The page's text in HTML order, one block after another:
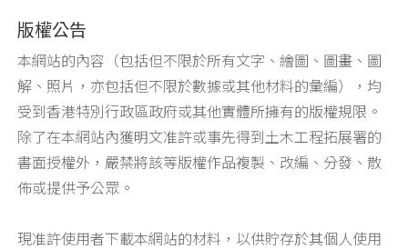
版權公告
本網站的內容（包括但不限於所有文字、繪圖、圖畫、圖
解、照片，亦包括但不限於數據或其他材料的彙編），均
受到香港特別行政區政府或其他實體所擁有的版權規限。
除了在本網站內獲明文准許或事先得到土木工程拓展署的
書面授權外，嚴禁將該等版權作品複製、改編、分發、散
佈或提供予公眾。
現准許使用者下載本網站的材料，以供貯存於其個人使用